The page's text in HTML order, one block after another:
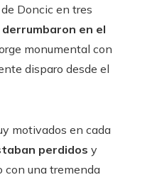
Doncic en tres
en el
monumental con
disparo desde el
motivados en cada
perdidos y
con una tremenda